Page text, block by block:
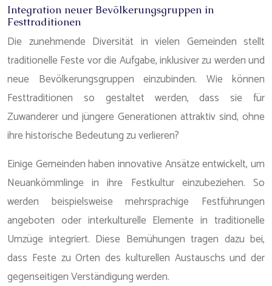
Integration neuer Bevölkerungsgruppen in
Festtraditionen
Die zunehmende Diversität in vielen Gemeinden stellt
traditionelle Feste vor die Aufgabe, inklusiver zu werden und
neue Bevölkerungsgruppen einzubinden. Wie können
Festtraditionen so gestaltet werden, dass sie für
Zuwanderer und jüngere Generationen attraktiv sind, ohne
ihre historische Bedeutung zu verlieren?
Einige Gemeinden haben innovative Ansätze entwickelt, um
Neuankömmlinge in ihre Festkultur einzubeziehen. So
werden beispielsweise mehrsprachige Festführungen
angeboten oder interkulturelle Elemente in traditionelle
Umzüge integriert. Diese Bemühungen tragen dazu bei,
dass Feste zu Orten des kulturellen Austauschs und der
gegenseitigen Verständigung werden.